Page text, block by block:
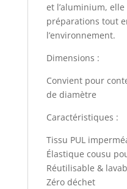
et l’aluminium,
préparations tout
l’environnement.
Dimensions :
Convient pour
de diamètre
Caractéristiques :
Tissu PUL
Élastique cousu
Réutilisable &
Zéro déchet